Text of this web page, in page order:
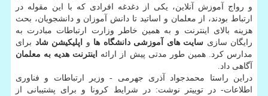
و رواج آموزش آنلاین، یکی از دغدغه افرادی که با این مقوله در
ارتباط بودند، از معلمان و اساتید تا دانش آموزان و دانشجویان، بحث
هزینه بالای اینترنت و به همین خاطر وزارت ارتباطات مبادرت به
رایگان سازی سایت های آموزشی دانشگاه ها و اپلیکیشن شاد برای
مدارس کرد. همین طور مدتی پیش از ارائه
اینترنت هدیه به معلمان
آگاهی داد.
دراین راستا محمدجواد آذری جهرمی - وزیر ارتباطات و فناوری
اطلاعات- در توییتر نوشت: در شرایط کرونا و برای پشتیبانی از